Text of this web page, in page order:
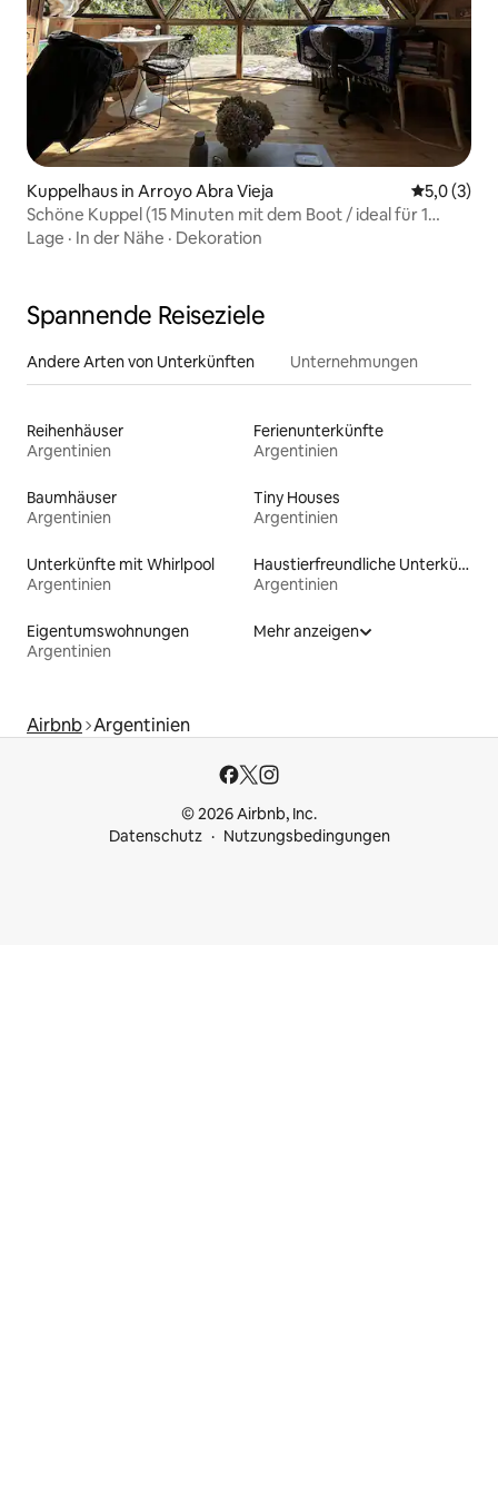
Kuppelhaus in Arroyo Abra Vieja
5,0 (3)
Schöne Kuppel (15 Minuten mit dem Boot / ideal für 1
Person)
Lage · In der Nähe · Dekoration
Spannende Reiseziele
Andere Arten von Unterkünften Unternehmungen
Reihenhäuser
Argentinien
Ferienunterkünfte
Argentinien
Baumhäuser
Argentinien
Tiny Houses
Argentinien
Unterkünfte mit Whirlpool
Argentinien
Haustierfreundliche Unterkünfte
Argentinien
Eigentumswohnungen
Argentinien
Mehr anzeigen
Airbnb Argentinien
© 2026 Airbnb, Inc.
Datenschutz
Nutzungsbedingungen